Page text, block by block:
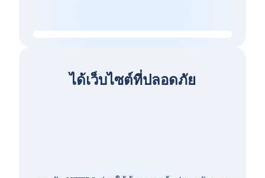
ได้เว็บไซต์ที่ปลอดภัย